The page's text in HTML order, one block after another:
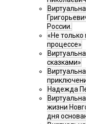
России.
«Не
процессе»
сказками»
Надежда
жизни
дня